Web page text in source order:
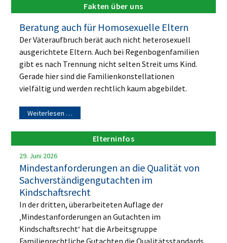
Fakten über uns
Beratung auch für Homosexuelle Eltern
Der Väteraufbruch berät auch nicht heterosexuell
ausgerichtete Eltern. Auch bei Regenbogenfamilien
gibt es nach Trennung nicht selten Streit ums Kind.
Gerade hier sind die Familienkonstellationen
vielfältig und werden rechtlich kaum abgebildet.
Weiterlesen …
Elterninfos
29. Juni 2026
Mindestanforderungen an die Qualität von
Sachverständigengutachten im
Kindschaftsrecht
In der dritten, überarbeiteten Auflage der
‚Mindestanforderungen an Gutachten im
Kindschaftsrecht‘ hat die Arbeitsgruppe
Familienrechtliche Gutachten die Qualitätsstandards